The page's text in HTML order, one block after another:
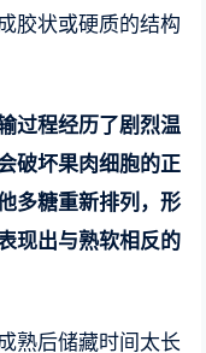
胶状或硬质的结构
过程经历了剧烈温
破坏果肉细胞的正
多糖重新排列，形
现出与熟软相反的
熟后储藏时间太长